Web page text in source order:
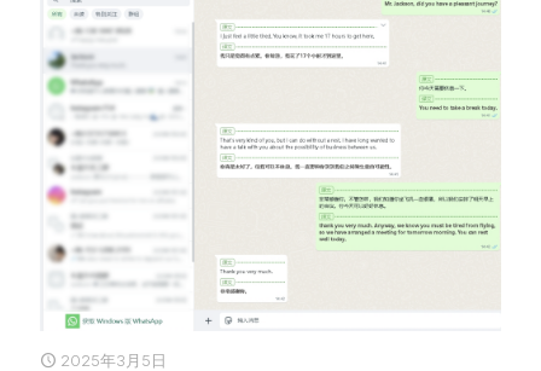
2025年3月5日